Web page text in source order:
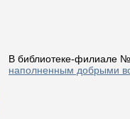
В библиотеке-филиале
наполненным добрыми